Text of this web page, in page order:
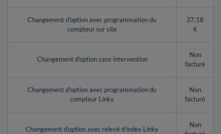
Changement d'option avec programmation du
compteur sur site
37,18
€
Changement d'option sans intervention
Non
facturé
Changement d'option avec programmation du
compteur Linky
Non
facturé
Changement d'option avec relevé d’index Linky
Non